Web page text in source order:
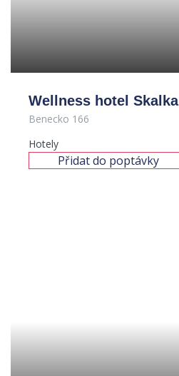
Wellness hotel Skalka
Benecko 166
Hotely
Přidat do poptávky